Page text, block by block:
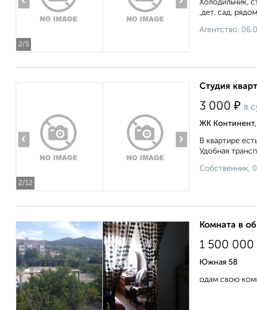
2/5
Холодильник,
,дет. сад,
Агентство,
2/12
‹ ›
Студия
3 000 ₽ в
ЖК
В квартире
Удобная
Собственник,
Комната в
1 500 000
Южная 58
одам свою